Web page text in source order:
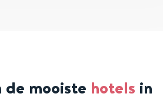
mooiste hotels in